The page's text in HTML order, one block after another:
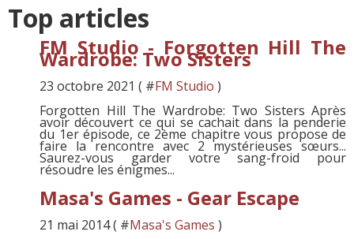
Top articles
FM Studio - Forgotten Hill The
Wardrobe: Two Sisters
23 octobre 2021 ( #FM Studio )
Forgotten Hill The Wardrobe: Two Sisters Après
avoir découvert ce qui se cachait dans la penderie
du 1er épisode, ce 2ème chapitre vous propose de
faire la rencontre avec 2 mystérieuses sœurs...
Saurez-vous garder votre sang-froid pour
résoudre les énigmes...
Masa's Games - Gear Escape
21 mai 2014 ( #Masa's Games )